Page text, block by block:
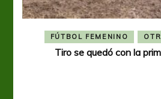
FÚTBOL FEMENINO
Tiro se quedó con la